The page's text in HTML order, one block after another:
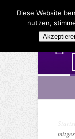
Diese Website
nutzen,